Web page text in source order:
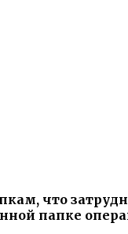
что
папке